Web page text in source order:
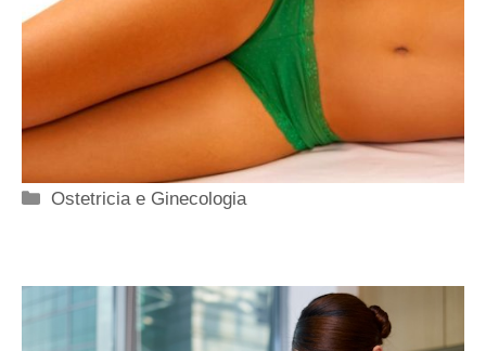
Categorie
Ostetricia e Ginecologia